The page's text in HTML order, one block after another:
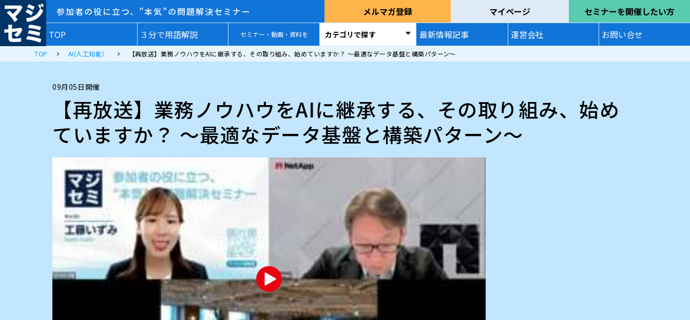
参加者の役に立つ、”本気”の問題解決セミナー メルマガ登録 マイページ
セミナーを開催したい方
TOP
３分で用語解説 セミナー・動画・資料を カテゴリで探す 最新情報記事 運営会社 お問い合せ
TOP AI(人工知能） 【再放送】業務ノウハウをAIに継承する、その取り組み、始めていますか？ 〜最適なデータ基盤と構築パターン〜
09月05日開催
【再放送】業務ノウハウをAIに継承する、その取り組み、始め
ていますか？ 〜最適なデータ基盤と構築パターン〜